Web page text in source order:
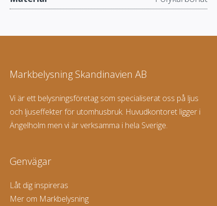
Markbelysning Skandinavien AB
Vi är ett belysningsföretag som specialiserat oss på ljus
och ljuseffekter för utomhusbruk. Huvudkontoret ligger i
Ängelholm men vi är verksamma i hela Sverige.
Genvägar
Låt dig inspireras
Mer om Markbelysning